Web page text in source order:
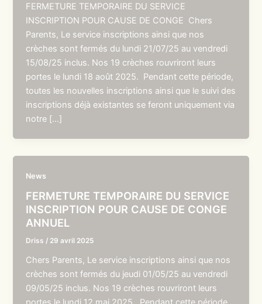
FERMETURE TEMPORAIRE DU SERVICE
INSCRIPTION POUR CAUSE DE CONGE Chers
Parents, Le service inscriptions ainsi que nos
crèches sont fermés du lundi 21/07/25 au vendredi
15/08/25 inclus. Nos 19 crèches rouvriront leurs
portes le lundi 18 août 2025. Pendant cette période,
toutes les nouvelles inscriptions ainsi que le suivi des
inscriptions déjà existantes se feront uniquement via
notre […]
News
FERMETURE TEMPORAIRE DU SERVICE
INSCRIPTION POUR CAUSE DE CONGE
ANNUEL
Driss / 29 avril 2025
Chers Parents, Le service inscriptions ainsi que nos
crèches sont fermés du jeudi 01/05/25 au vendredi
09/05/25 inclus. Nos 19 crèches rouvriront leurs